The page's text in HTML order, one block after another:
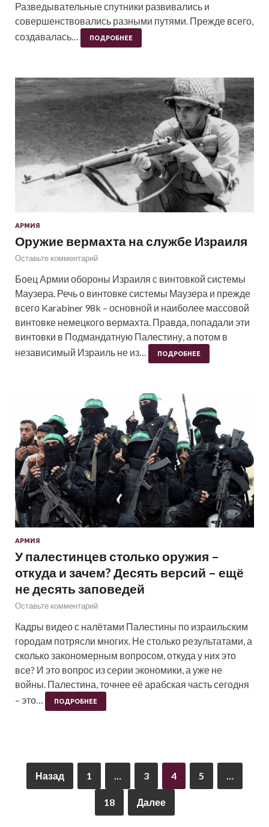
Разведывательные спутники развивались и
совершенствовались разными путями. Прежде всего,
создавалась…
ПОДРОБНЕЕ
АРМИЯ
Оружие вермахта на службе Израиля
Оставьте комментарий
Боец Армии обороны Израиля с винтовкой системы
Маузера. Речь о винтовке системы Маузера и прежде
всего Karabiner 98k – основной и наиболее массовой
винтовке немецкого вермахта. Правда, попадали эти
винтовки в Подмандатную Палестину, а потом в
независимый Израиль не из…
ПОДРОБНЕЕ
АРМИЯ
У палестинцев столько оружия –
откуда и зачем? Десять версий – ещё
не десять заповедей
Оставьте комментарий
Кадры видео с налётами Палестины по израильским
городам потрясли многих. Не столько результатами, а
сколько закономерным вопросом, откуда у них это
все? И это вопрос из серии экономики, а уже не
войны. Палестина, точнее её арабская часть сегодня
– это…
ПОДРОБНЕЕ
Назад 1 … 3 4 5 …
18 Далее